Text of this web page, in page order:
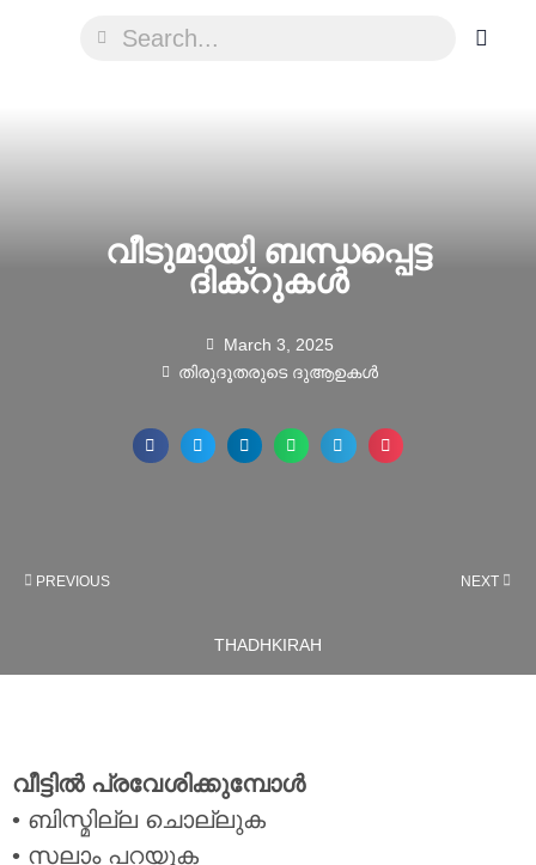
വീടുമായി ബന്ധപ്പെട്ട
ദിക്റുകൾ
March 3, 2025
തിരുദൂതരുടെ ദുആഉകൾ
PREVIOUS NEXT
THADHKIRAH
വീട്ടിൽ പ്രവേശിക്കുമ്പോൾ
• ബിസ്മില്ല ചൊല്ലുക
• സലാം പറയുക